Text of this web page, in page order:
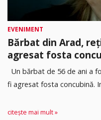
EVENIMENT
Bărbat din Arad,
agresat fosta
Un bărbat de 56 de ani a
fi agresat fosta concubină.
citește mai mult »